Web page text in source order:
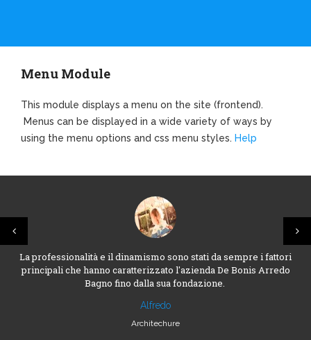
Menu Module
This module displays a menu on the site (frontend).
Menus can be displayed in a wide variety of ways by
using the menu options and css menu styles. Help
La professionalità e il dinamismo sono stati da sempre i fattori
principali che hanno caratterizzato l'azienda De Bonis Arredo
Bagno fino dalla sua fondazione.
Alfredo
Architechure